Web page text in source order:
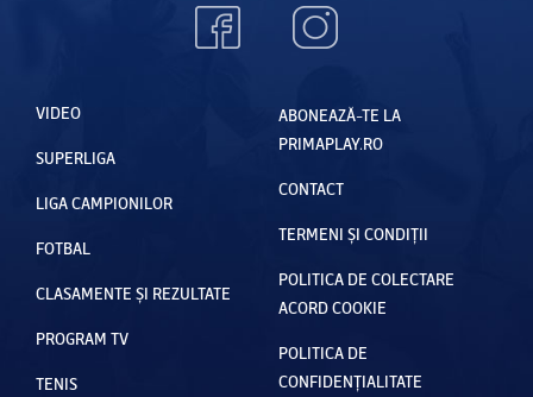
VIDEO
SUPERLIGA
LIGA CAMPIONILOR
FOTBAL
CLASAMENTE ȘI REZULTATE
PROGRAM TV
TENIS
ABONEAZĂ-TE LA
PRIMAPLAY.RO
CONTACT
TERMENI ȘI CONDIȚII
POLITICA DE COLECTARE
ACORD COOKIE
POLITICA DE
CONFIDENȚIALITATE